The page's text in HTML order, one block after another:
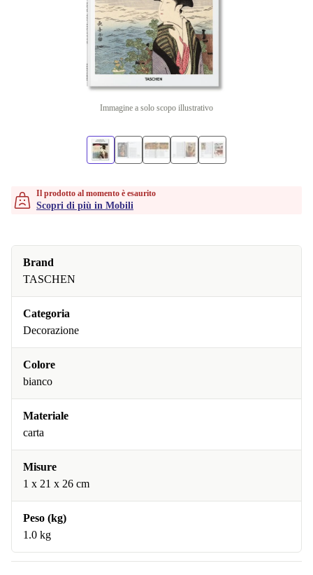
Immagine a solo scopo illustrativo
Il prodotto al momento è esaurito
Scopri di più in Mobili
Brand
TASCHEN
Categoria
Decorazione
Colore
bianco
Materiale
carta
Misure
1 x 21 x 26 cm
Peso (kg)
1.0 kg